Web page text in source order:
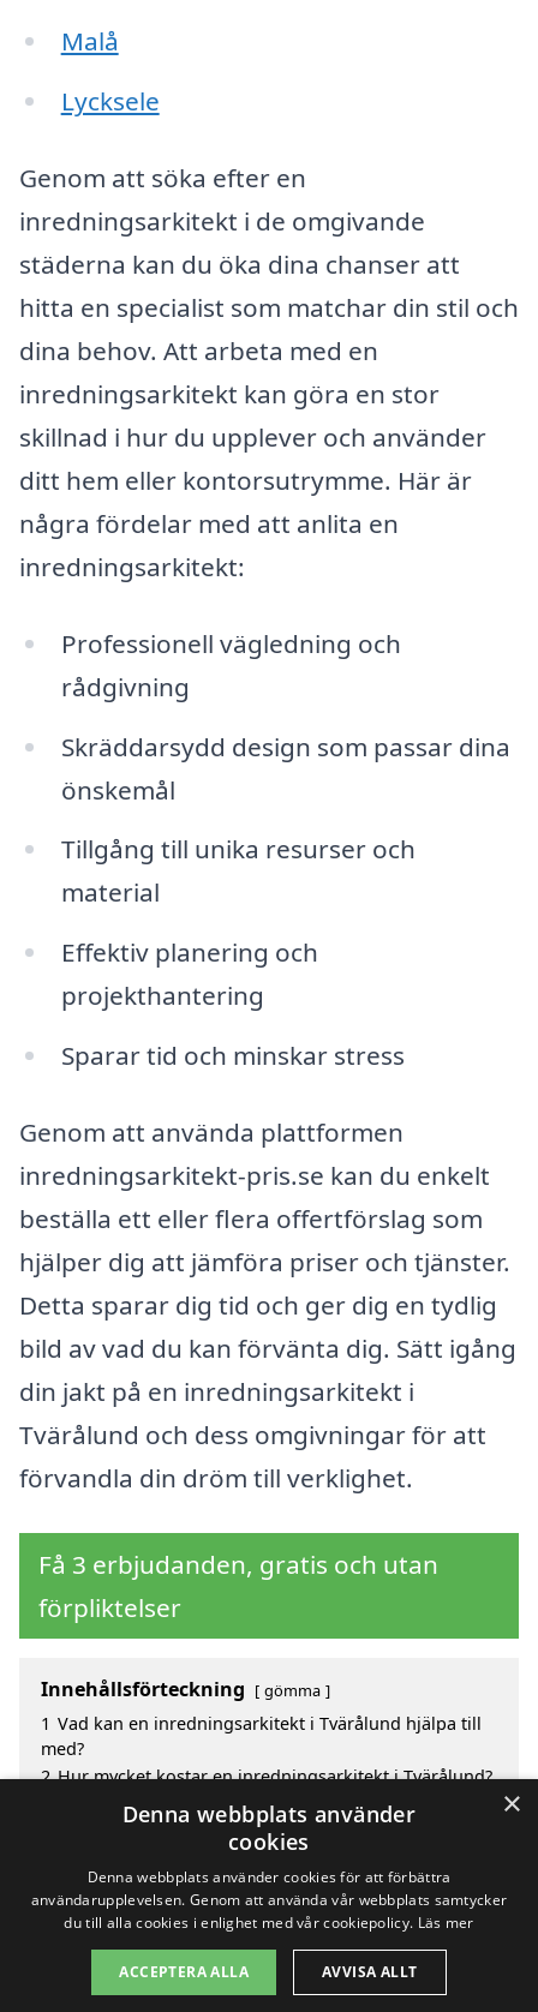
Malå
Lycksele
Genom att söka efter en
inredningsarkitekt i de omgivande
städerna kan du öka dina chanser att
hitta en specialist som matchar din stil och
dina behov. Att arbeta med en
inredningsarkitekt kan göra en stor
skillnad i hur du upplever och använder
ditt hem eller kontorsutrymme. Här är
några fördelar med att anlita en
inredningsarkitekt:
Professionell vägledning och
rådgivning
Skräddarsydd design som passar dina
önskemål
Tillgång till unika resurser och
material
Effektiv planering och
projekthantering
Sparar tid och minskar stress
Genom att använda plattformen
inredningsarkitekt-pris.se kan du enkelt
beställa ett eller flera offertförslag som
hjälper dig att jämföra priser och tjänster.
Detta sparar dig tid och ger dig en tydlig
bild av vad du kan förvänta dig. Sätt igång
din jakt på en inredningsarkitekt i
Tvärålund och dess omgivningar för att
förvandla din dröm till verklighet.
Få 3 erbjudanden, gratis och utan
förpliktelser
Innehållsförteckning gömma
1 Vad kan en inredningsarkitekt i Tvärålund hjälpa till
med?
2 Hur mycket kostar en inredningsarkitekt i Tvärålund?
Fördelar med att välja inredningsarkitekt i Tvärålund
Sök efter en skicklig inredningsarkitekt i de
omgivande städerna Tvärålund
Copyright 2026 - Pilanto Aps
Om / kontakt Blogg Webbplatskarta Villkor
×
Denna webbplats använder
cookies
Denna webbplats använder cookies för att förbättra
användarupplevelsen. Genom att använda vår webbplats samtycker
du till alla cookies i enlighet med vår cookiepolicy. Läs mer
ACCEPTERA ALLA AVVISA ALLT